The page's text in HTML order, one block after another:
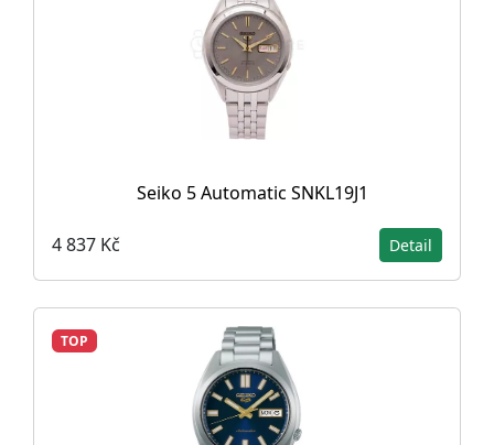
Seiko 5 Automatic SNKL19J1
4 837 Kč Detail
TOP